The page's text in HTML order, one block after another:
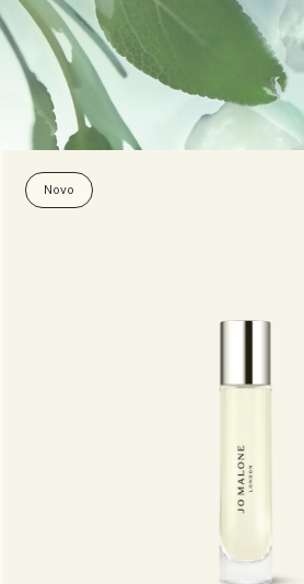
Novo